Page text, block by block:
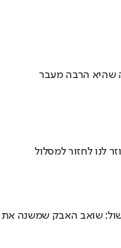
שהיא הרבה מעבר
לנו לחזור למסלול
שואב האבק שמשנה את